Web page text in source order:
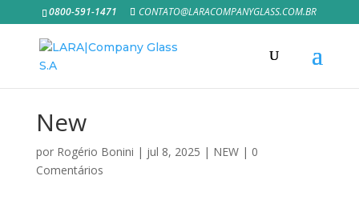
0800-591-1471 CONTATO@LARACOMPANYGLASS.COM.BR
New
por Rogério Bonini | jul 8, 2025 | NEW| 0
Comentários